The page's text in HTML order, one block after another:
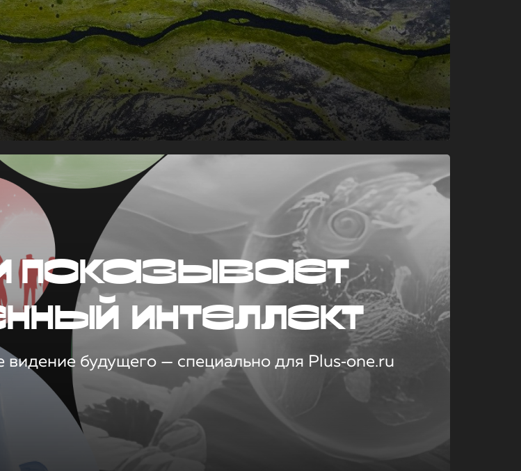
показывает
интеллект
видение будущего — специально для Plus‑one.ru